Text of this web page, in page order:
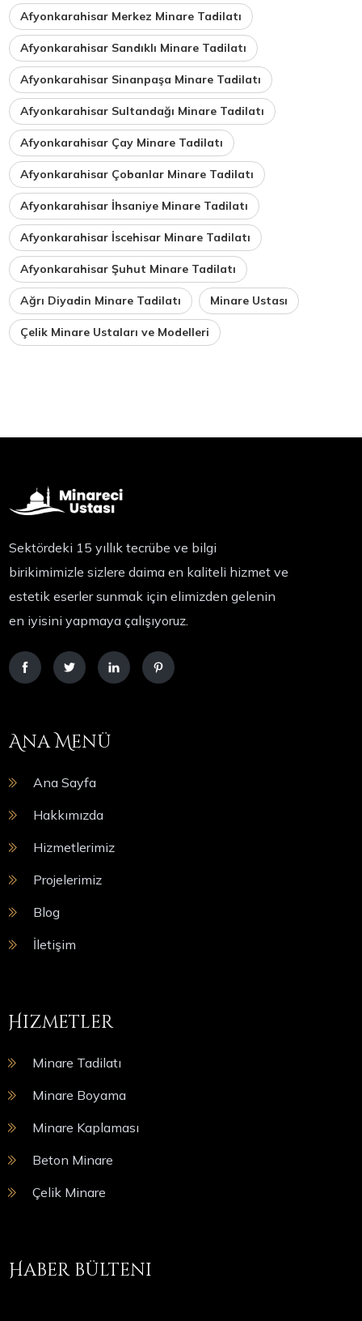
Afyonkarahisar Merkez Minare Tadilatı
Afyonkarahisar Sandıklı Minare Tadilatı
Afyonkarahisar Sinanpaşa Minare Tadilatı
Afyonkarahisar Sultandağı Minare Tadilatı
Afyonkarahisar Çay Minare Tadilatı
Afyonkarahisar Çobanlar Minare Tadilatı
Afyonkarahisar İhsaniye Minare Tadilatı
Afyonkarahisar İscehisar Minare Tadilatı
Afyonkarahisar Şuhut Minare Tadilatı
Ağrı Diyadin Minare Tadilatı Minare Ustası
Çelik Minare Ustaları ve Modelleri
Sektördeki 15 yıllık tecrübe ve bilgi
birikimimizle sizlere daima en kaliteli hizmet ve
estetik eserler sunmak için elimizden gelenin
en iyisini yapmaya çalışıyoruz.
Ana Menü
Ana Sayfa
Hakkımızda
Hizmetlerimiz
Projelerimiz
Blog
İletişim
Hizmetler
Minare Tadilatı
Minare Boyama
Minare Kaplaması
Beton Minare
Çelik Minare
Haber bülteni